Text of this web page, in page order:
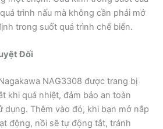
trình nấu mà không cần phải mở
trong suốt quá trình chế biến.
Đối
NAG3308 được trang bị
khi quá nhiệt, đảm bảo an toàn
dụng. Thêm vào đó, khi bạn mở nắp
động, nồi sẽ tự động tắt, tránh